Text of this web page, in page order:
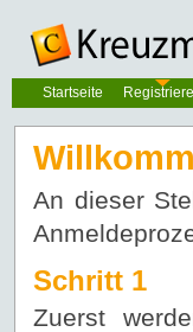
Startseite
An dieser
Schritt 1
Zuerst